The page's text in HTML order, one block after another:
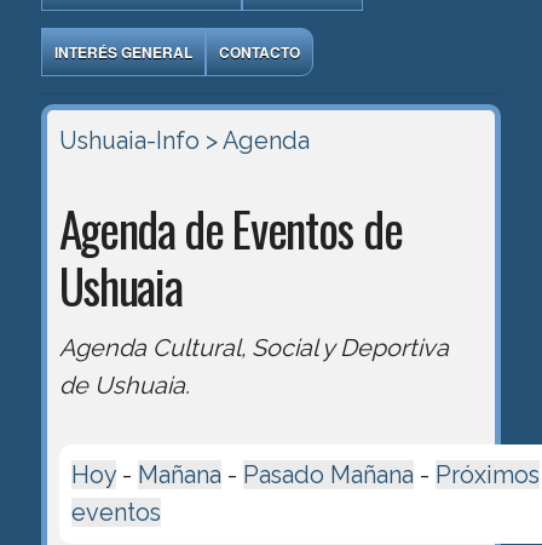
INTERÉS GENERAL CONTACTO
Ushuaia-Info > Agenda
Agenda de Eventos de
Ushuaia
Agenda Cultural, Social y Deportiva
de Ushuaia.
Hoy- Mañana - Pasado Mañana - Próximos
eventos